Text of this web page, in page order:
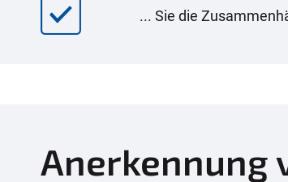
... Sie die
Anerkennung